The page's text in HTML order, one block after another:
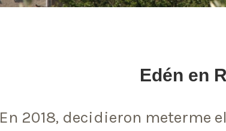
Edén en
En 2018, decidieron meterme